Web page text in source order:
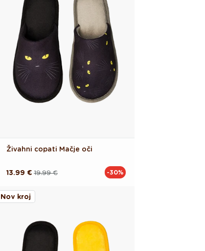
Živahni copati Mačje oči
Redna 19.99 €
Akcijska
13.99 € -30%
Nov kroj